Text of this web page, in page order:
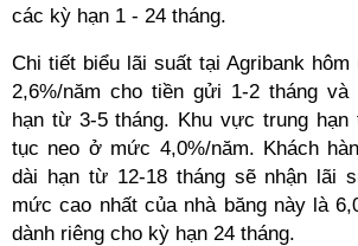
các kỳ hạn 1 - 24 tháng.
Chi tiết biểu lãi suất tại Agribank hôm
2,6%/năm cho tiền gửi 1-2 tháng và
hạn từ 3-5 tháng. Khu vực trung hạn
tục neo ở mức 4,0%/năm. Khách
dài hạn từ 12-18 tháng sẽ nhận lãi
mức cao nhất của nhà băng này là
dành riêng cho kỳ hạn 24 tháng.